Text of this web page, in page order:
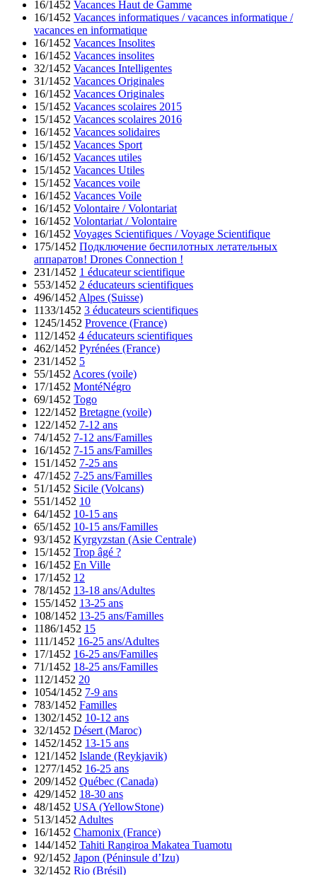
16/1452 Vacances Haut de Gamme
16/1452 Vacances informatiques / vacances informatique /
vacances en informatique
16/1452 Vacances Insolites
16/1452 Vacances insolites
32/1452 Vacances Intelligentes
31/1452 Vacances Originales
16/1452 Vacances Originales
15/1452 Vacances scolaires 2015
15/1452 Vacances scolaires 2016
16/1452 Vacances solidaires
15/1452 Vacances Sport
16/1452 Vacances utiles
15/1452 Vacances Utiles
15/1452 Vacances voile
16/1452 Vacances Voile
16/1452 Volontaire / Volontariat
16/1452 Volontariat / Volontaire
16/1452 Voyages Scientifiques / Voyage Scientifique
175/1452 Подключение беспилотных летательных
аппаратов! Drones Connection !
231/1452 1 éducateur scientifique
553/1452 2 éducateurs scientifiques
496/1452 Alpes (Suisse)
1133/1452 3 éducateurs scientifiques
1245/1452 Provence (France)
112/1452 4 éducateurs scientifiques
462/1452 Pyrénées (France)
231/1452 5
55/1452 Acores (voile)
17/1452 MontéNégro
69/1452 Togo
122/1452 Bretagne (voile)
122/1452 7-12 ans
74/1452 7-12 ans/Familles
16/1452 7-15 ans/Familles
151/1452 7-25 ans
47/1452 7-25 ans/Familles
51/1452 Sicile (Volcans)
551/1452 10
64/1452 10-15 ans
65/1452 10-15 ans/Familles
93/1452 Kyrgyzstan (Asie Centrale)
15/1452 Trop âgé ?
16/1452 En Ville
17/1452 12
78/1452 13-18 ans/Adultes
155/1452 13-25 ans
108/1452 13-25 ans/Familles
1186/1452 15
111/1452 16-25 ans/Adultes
17/1452 16-25 ans/Familles
71/1452 18-25 ans/Familles
112/1452 20
1054/1452 7-9 ans
783/1452 Familles
1302/1452 10-12 ans
32/1452 Désert (Maroc)
1452/1452 13-15 ans
121/1452 Islande (Reykjavik)
1277/1452 16-25 ans
209/1452 Québec (Canada)
429/1452 18-30 ans
48/1452 USA (YellowStone)
513/1452 Adultes
16/1452 Chamonix (France)
144/1452 Tahiti Rangiroa Makatea Tuamotu
92/1452 Japon (Péninsule d’Izu)
32/1452 Rio (Brésil)